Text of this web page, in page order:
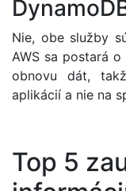
Nie, obe služby
AWS sa postará
obnovu dát,
aplikácií a nie na
Top 5